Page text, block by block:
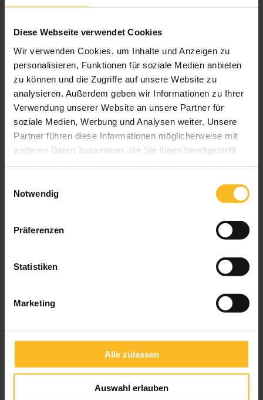
Diese Webseite verwendet Cookies
Wir verwenden Cookies, um Inhalte und Anzeigen zu
personalisieren, Funktionen für soziale Medien anbieten
zu können und die Zugriffe auf unsere Website zu
analysieren. Außerdem geben wir Informationen zu Ihrer
Verwendung unserer Website an unsere Partner für
soziale Medien, Werbung und Analysen weiter. Unsere
Partner führen diese Informationen möglicherweise mit
weiteren Daten zusammen, die Sie ihnen bereitgestellt
Notwendig
Präferenzen
Statistiken
Marketing
Alle zulassen
Auswahl erlauben
Ausstattungsextras Perea Pergola-Markisen
Farben & Stoffe
Weitere Informationen
Das könnte Sie auch interessieren
Pergola-Markise P40 WeatherEdition